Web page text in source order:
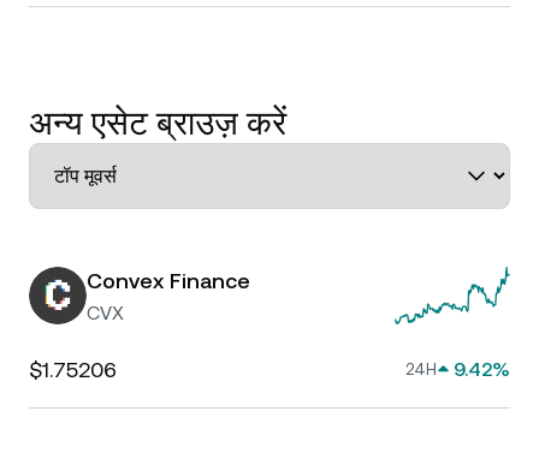
अन्य एसेट ब्राउज़ करें
Convex Finance
CVX
$1.75206 24H 9.42%